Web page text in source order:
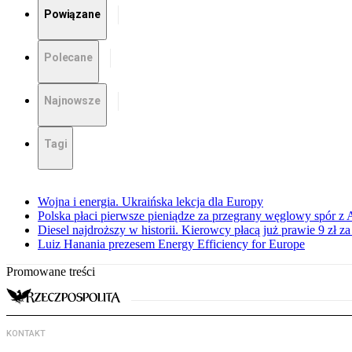
Powiązane
Polecane
Najnowsze
Tagi
Wojna i energia. Ukraińska lekcja dla Europy
Polska płaci pierwsze pieniądze za przegrany węglowy spór z
Diesel najdroższy w historii. Kierowcy płacą już prawie 9 zł
Luiz Hanania prezesem Energy Efficiency for Europe
Promowane treści
KONTAKT